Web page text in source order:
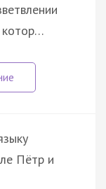
котор…
Пётр и